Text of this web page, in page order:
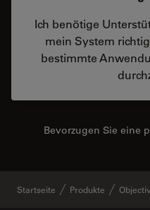
Ich benötige
mein System
bestimmte
Bevorzugen Sie eine
Startseite Produkte